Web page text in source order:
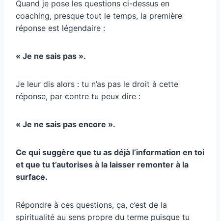
Quand je pose les questions ci-dessus en
coaching, presque tout le temps, la première
réponse est légendaire :
« Je ne sais pas ».
Je leur dis alors : tu n’as pas le droit à cette
réponse, par contre tu peux dire :
« Je ne sais pas encore ».
Ce qui suggère que tu as déjà l’information en toi
et que tu t’autorises à la laisser remonter à la
surface.
Répondre à ces questions, ça, c’est de la
spiritualité au sens propre du terme puisque tu